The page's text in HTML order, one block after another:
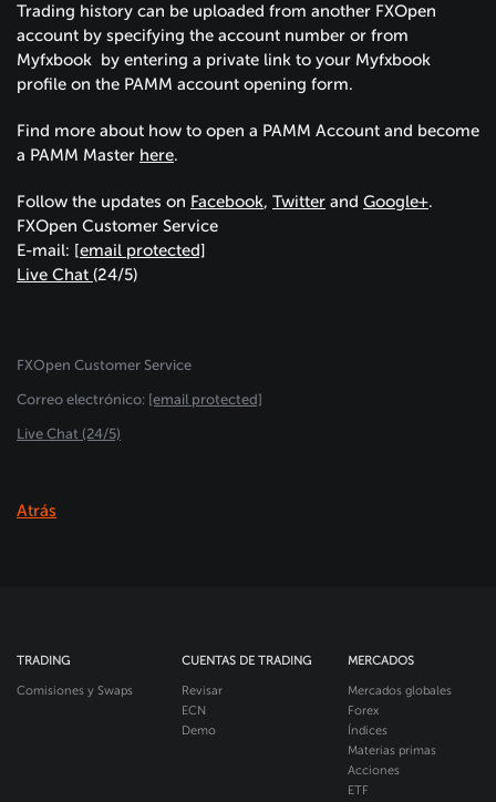
Trading history can be uploaded from another FXOpen
account by specifying the account number or from
Myfxbook by entering a private link to your Myfxbook
profile on the PAMM account opening form.
Find more about how to open a PAMM Account and become
a PAMM Master here.
Follow the updates on Facebook, Twitter and Google+.
FXOpen Customer Service
E-mail: [email protected]
Live Chat (24/5)
FXOpen Customer Service
Сorreo electrónico: [email protected]
Live Chat (24/5)
Atrás
TRADING
Comisiones y Swaps
CUENTAS DE TRADING
Revisar
ECN
Demo
MERCADOS
Mercados globales
Forex
Índices
Materias primas
Acciones
ETF